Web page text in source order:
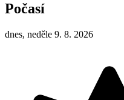
Počasí
dnes, neděle 9. 8. 2026